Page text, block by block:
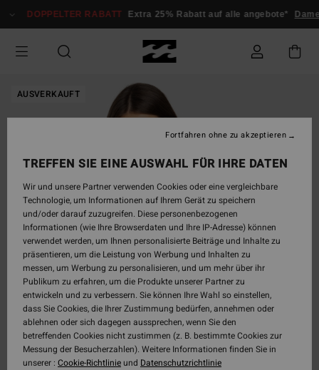
zur
springen
DOPPELTER RABATT Extra 25% Rabatt auf alle angebote*
AUSVERKAUFT
TREFFEN SIE EINE AUSWAHL FÜR IHRE DATEN
Wir und unsere Partner verwenden Cookies oder eine vergleichbare
Technologie, um Informationen auf Ihrem Gerät zu speichern
und/oder darauf zuzugreifen. Diese personenbezogenen
Informationen (wie Ihre Browserdaten und Ihre IP-Adresse) können
verwendet werden, um Ihnen personalisierte Beiträge und Inhalte zu
präsentieren, um die Leistung von Werbung und Inhalten zu
messen, um Werbung zu personalisieren, und um mehr über ihr
Publikum zu erfahren, um die Produkte unserer Partner zu
entwickeln und zu verbessern. Sie können Ihre Wahl so einstellen,
dass Sie Cookies, die Ihrer Zustimmung bedürfen, annehmen oder
ablehnen oder sich dagegen aussprechen, wenn Sie den
betreffenden Cookies nicht zustimmen (z. B. bestimmte Cookies zur
Messung der Besucherzahlen). Weitere Informationen finden Sie in
unserer : Cookie-Richtlinieund Datenschutzrichtlinie
Fortfahren ohne zu akzeptieren